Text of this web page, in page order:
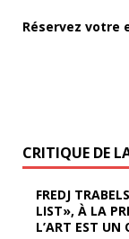
Réservez votre
CRITIQUE DE
FREDJ
LIST», À LA
L’ART EST UN